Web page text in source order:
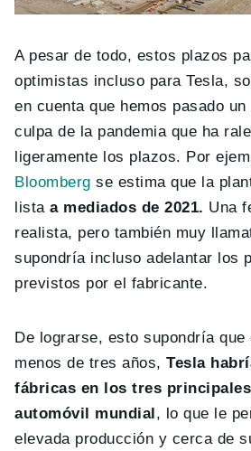
A pesar de todo, estos plazos
optimistas incluso para Tesla,
en cuenta que hemos pasado
culpa de la pandemia que ha
ligeramente los plazos. Por
Bloomberg se estima que la
listaa mediados de 2021. Una
realista, pero también muy
supondría incluso adelantar los
previstos por el fabricante.
De lograrse, esto supondría que
menos de tres años, Tesla
fábricas en los tres
automóvil mundial, lo que le
elevada producción y cerca de